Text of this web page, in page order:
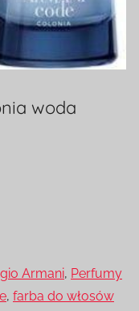
woda
Armani, Perfumy
, farba do włosów